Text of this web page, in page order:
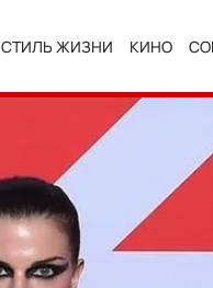
СТИЛЬ ЖИЗНИ КИНО